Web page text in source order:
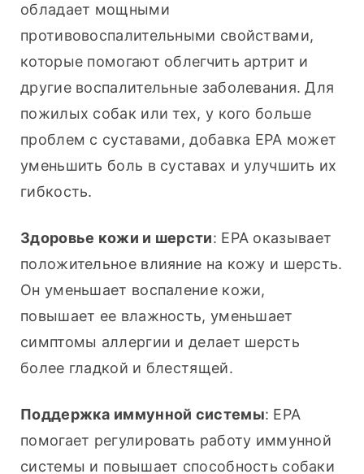
обладает мощными
противовоспалительными свойствами,
которые помогают облегчить артрит и
другие воспалительные заболевания. Для
пожилых собак или тех, у кого больше
проблем с суставами, добавка EPA может
уменьшить боль в суставах и улучшить их
гибкость.
Здоровье кожи и шерсти: EPA оказывает
положительное влияние на кожу и шерсть.
Он уменьшает воспаление кожи,
повышает ее влажность, уменьшает
симптомы аллергии и делает шерсть
более гладкой и блестящей.
Поддержка иммунной системы: EPA
помогает регулировать работу иммунной
системы и повышает способность собаки